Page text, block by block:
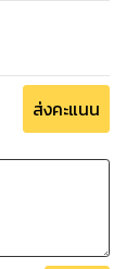
ส่งคะแนน